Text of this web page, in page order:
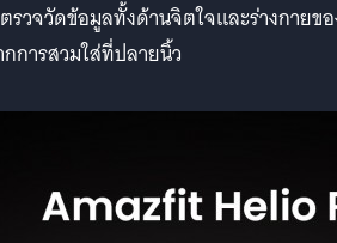
รวจวัดข้อมูลทั้งด้านจิตใจและร่างกายข
การสวมใส่ที่ปลายนิ้ว